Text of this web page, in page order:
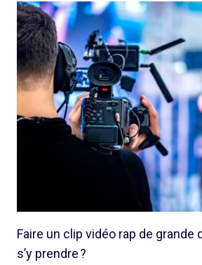
Faire un clip vidéo rap de grande
s’y prendre ?